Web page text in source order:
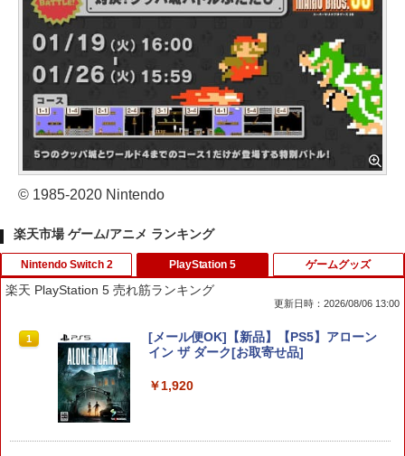
© 1985-2020 Nintendo
楽天市場 ゲーム/アニメ ランキング
Nintendo Switch 2
1
【特典】進撃の巨人3 Switch2版(【早
期購入封入特典】DLC)
￥8,518
PlayStation 5
楽天 PlayStation 5 売れ筋ランキング
更新日時：2026/08/06 13:00
1
[メール便OK]【新品】【PS5】アローン
イン ザ ダーク[お取寄せ品]
￥1,920
ゲームグッズ